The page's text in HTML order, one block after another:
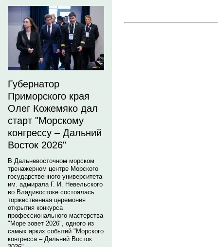
Губернатор
Приморского края
Олег Кожемяко дал
старт "Морскому
конгрессу – Дальний
Восток 2026"
В Дальневосточном морском
тренажерном центре Морского
государственного университета
им. адмирала Г. И. Невельского
во Владивостоке состоялась
торжественная церемония
открытия конкурса
профессионального мастерства
"Море зовет 2026", одного из
самых ярких событий "Морского
конгресса – Дальний Восток